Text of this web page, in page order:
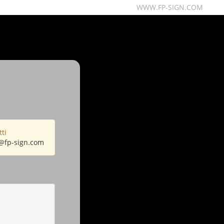
WWW.FP-SIGN.COM
sign.com